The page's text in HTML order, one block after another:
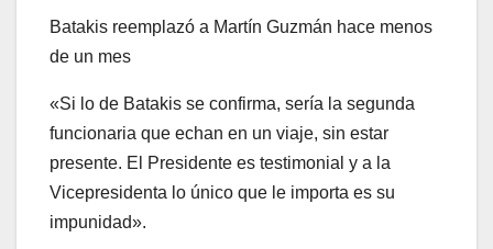
Batakis reemplazó a Martín Guzmán hace menos
de un mes
«Si lo de Batakis se confirma, sería la segunda
funcionaria que echan en un viaje, sin estar
presente. El Presidente es testimonial y a la
Vicepresidenta lo único que le importa es su
impunidad».